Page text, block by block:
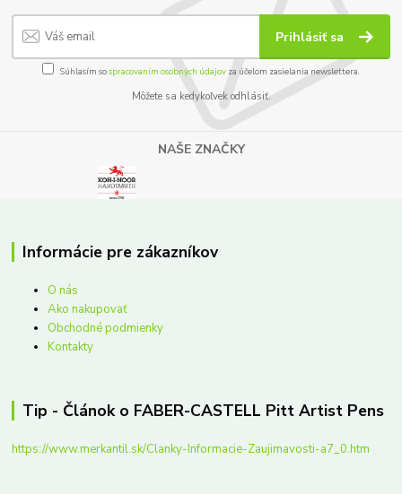
Prihlásiť sa
Súhlasím sospracovaním osobných údajov za účelom zasielania newslettera.
Môžete sa kedykoľvek odhlásiť.
NAŠE ZNAČKY
Informácie pre zákazníkov
O nás
Ako nakupovať
Obchodné podmienky
Kontakty
Tip - Článok o FABER-CASTELL Pitt Artist Pens
https://www.merkantil.sk/Clanky-Informacie-Zaujimavosti-a7_0.htm